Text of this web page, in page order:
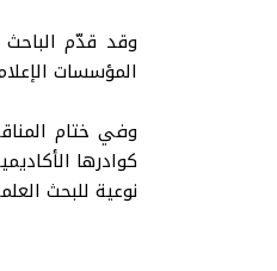
وقد قدّم الباحث
المؤسسات
وفي ختام
كوادرها
نوعية للبحث